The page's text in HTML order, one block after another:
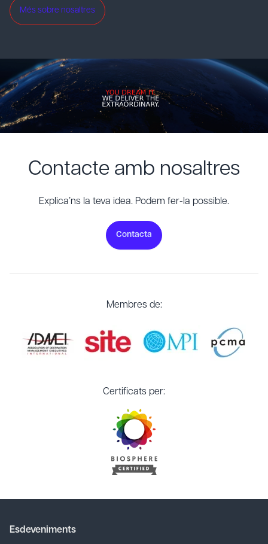
Més sobre nosaltres
Contacte amb nosaltres
Explica’ns la teva idea. Podem fer-la possible.
Contacta
Membres de:
Certificats per:
Esdeveniments